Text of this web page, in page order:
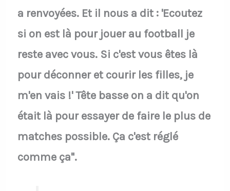
a renvoyées. Et il nous a dit : 'Ecoutez
si on est là pour jouer au football je
reste avec vous. Si c'est vous êtes là
pour déconner et courir les filles, je
m'en vais !' Tête basse on a dit qu'on
était là pour essayer de faire le plus de
matches possible. Ça c'est réglé
comme ça".